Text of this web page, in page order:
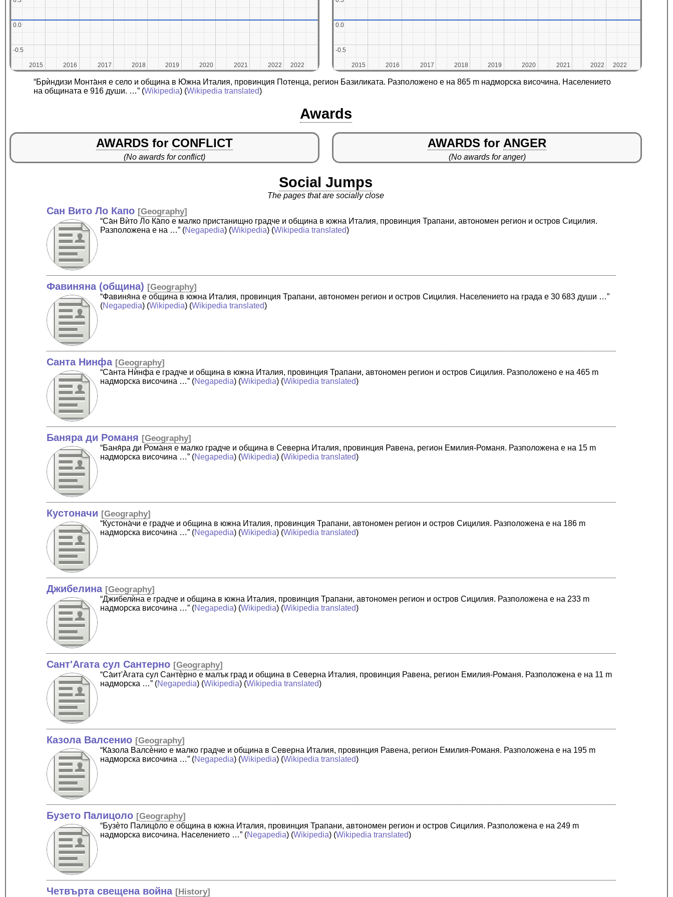
2015
2015 2016
2016 2017
2017 2018
2018 2019
2019 2020
2020 2021
2021 2022
2022 2022
2022
-0.5
-0.5
0.0
0.0
2015
2015 2016
2016 2017
2017 2018
2018 2019
2019 2020
2020 2021
2021 2022
2022 2022
2022
-0.5
-0.5
0.0
0.0
“Брѝндизи Монта̀ня е село и община в Южна Италия, провинция Потенца, регион Базиликата. Разположено е на 865 m надморска височина. Населението
на общината е 916 души. …” (Wikipedia) (Wikipedia translated)
Awards
AWARDS for CONFLICT
(No awards for conflict)
AWARDS for ANGER
(No awards for anger)
Social Jumps
The pages that are socially close
Сан Вито Ло Капо [Geography]
“Са̀н Вѝто Ло Ка̀по е малко пристанищно градче и община в южна Италия, провинция Трапани, автономен регион и остров Сицилия.
Разположена е на …” (Negapedia) (Wikipedia) (Wikipedia translated)
Фавиняна (община) [Geography]
“Фавиня̀на е община в южна Италия, провинция Трапани, автономен регион и остров Сицилия. Населението на града е 30 683 души …”
(Negapedia) (Wikipedia) (Wikipedia translated)
Санта Нинфа [Geography]
“Са̀нта Нѝнфа е градче и община в южна Италия, провинция Трапани, автономен регион и остров Сицилия. Разположено е на 465 m
надморска височина …” (Negapedia) (Wikipedia) (Wikipedia translated)
Баняра ди Романя [Geography]
“Баня̀ра ди Рома̀ня е малко градче и община в Северна Италия, провинция Равена, регион Емилия-Романя. Разположена е на 15 m
надморска височина …” (Negapedia) (Wikipedia) (Wikipedia translated)
Кустоначи [Geography]
“Кустона̀чи е градче и община в южна Италия, провинция Трапани, автономен регион и остров Сицилия. Разположена е на 186 m
надморска височина …” (Negapedia) (Wikipedia) (Wikipedia translated)
Джибелина [Geography]
“Джибелѝна е градче и община в южна Италия, провинция Трапани, автономен регион и остров Сицилия. Разположена е на 233 m
надморска височина …” (Negapedia) (Wikipedia) (Wikipedia translated)
Сант'Агата сул Сантерно [Geography]
“Cа̀ит'А̀гата сул Сантѐрно е малък град и община в Северна Италия, провинция Равена, регион Емилия-Романя. Разположена е на 11 m
надморска …” (Negapedia) (Wikipedia) (Wikipedia translated)
Казола Валсенио [Geography]
“Ка̀зола Валсѐнио е малко градче и община в Северна Италия, провинция Равена, регион Емилия-Романя. Разположена е на 195 m
надморска височина …” (Negapedia) (Wikipedia) (Wikipedia translated)
Бузето Палицоло [Geography]
“Бузѐто Палицо̀ло е община в южна Италия, провинция Трапани, автономен регион и остров Сицилия. Разположена е на 249 m
надморска височина. Населението …” (Negapedia) (Wikipedia) (Wikipedia translated)
Четвърта свещена война [History]